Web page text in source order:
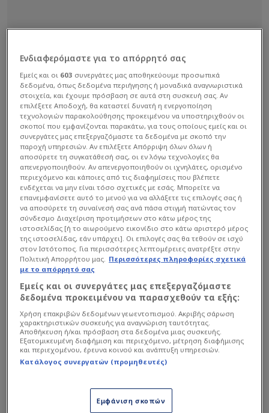
Το Μεξικό μπήκε στο τουρνουά με τον αέρα της
έδρας και με την υποχρέωση να επιβεβαιώσει τον
ρόλο του απέναντι σε μια Νότια Αφρική που,
θεωρητικά, δεν ήταν αμελητέος αντίπαλος. Στην
πράξη, όμως, η διαφορά ποιότητας φάνηκε από
νωρίς.
Οι Μεξικανοί κυριάρχησαν, πίεσαν, ανάγκασαν
τον αντίπαλο σε λάθη και εκμεταλλεύτηκαν κάθε
σχεδόν ακίνδυνη επιθετικά, με μόλις τρεις τελικές
και ελάχιστη απειλή στο αντίπαλο τέρμα. Η
Ενδιαφερόμαστε για το απόρρητό σας
Εμείς και οι 603 συνεργάτες μας αποθηκεύουμε προσωπικά
δεδομένα, όπως δεδομένα περιήγησης ή μοναδικά αναγνωριστικά
στοιχεία, και έχουμε πρόσβαση σε αυτά στη συσκευή σας. Αν
επιλέξετε Αποδοχή, θα καταστεί δυνατή η ενεργοποίηση
τεχνολογιών παρακολούθησης προκειμένου να υποστηριχθούν οι
σκοποί που εμφανίζονται παρακάτω, για τους οποίους εμείς και οι
συνεργάτες μας επεξεργαζόμαστε τα δεδομένα με σκοπό την
παροχή υπηρεσιών. Αν επιλέξετε Απόρριψη όλων όλων ή
αποσύρετε τη συγκατάθεσή σας, οι εν λόγω τεχνολογίες θα
απενεργοποιηθούν. Αν απενεργοποιηθούν οι ιχνηλάτες, ορισμένο
περιεχόμενο και κάποιες από τις διαφημίσεις που βλέπετε
ενδέχεται να μην είναι τόσο σχετικές με εσάς. Μπορείτε να
επανεμφανίσετε αυτό το μενού για να αλλάξετε τις επιλογές σας ή
να αποσύρετε τη συναίνεσή σας ανά πάσα στιγμή πατώντας τον
σύνδεσμο Διαχείριση προτιμήσεων στο κάτω μέρος της
ιστοσελίδας [ή το αιωρούμενο εικονίδιο στο κάτω αριστερό μέρος
της ιστοσελίδας, εάν υπάρχει]. Οι επιλογές σας θα τεθούν σε ισχύ
στον Ιστότοπος. Για περισσότερες λεπτομέρειες ανατρέξτε στην
Πολιτική Απορρήτου μας. Περισσότερες πληροφορίες σχετικά
με το απόρρητό σας
Εμείς και οι συνεργάτες μας επεξεργαζόμαστε
δεδομένα προκειμένου να παρασχεθούν τα εξής:
Χρήση επακριβών δεδομένων γεωεντοπισμού. Ακριβής σάρωση
χαρακτηριστικών συσκευής για αναγνώριση ταυτότητας.
Αποθήκευση ή/και πρόσβαση στα δεδομένα μιας συσκευής.
Εξατομικευμένη διαφήμιση και περιεχόμενο, μέτρηση διαφήμισης
και περιεχομένου, έρευνα κοινού και ανάπτυξη υπηρεσιών.
Κατάλογος συνεργατών (προμηθευτές)
Εμφάνιση σκοπών